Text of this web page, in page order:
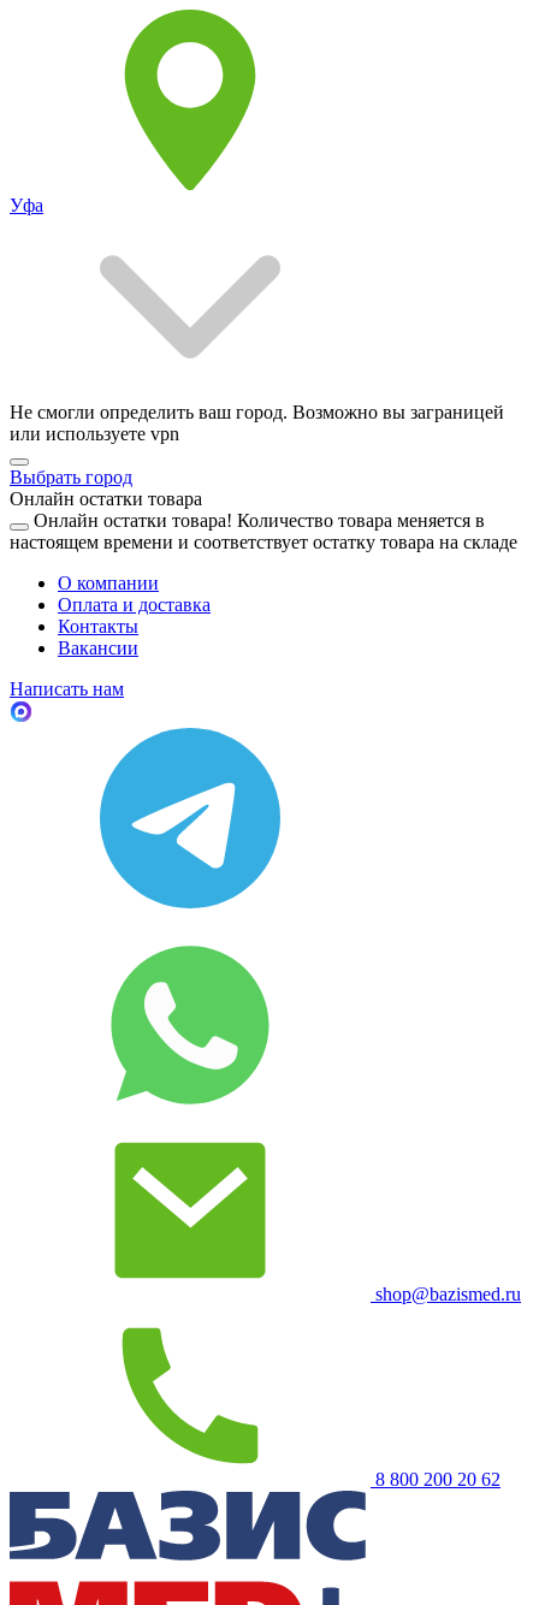
Уфа
Не смогли определить ваш город. Возможно вы заграницей
или используете vpn
Выбрать город
Онлайн остатки товара
Онлайн остатки товара! Количество товара меняется в
настоящем времени и соответствует остатку товара на складе
О компании
Оплата и доставка
Контакты
Вакансии
Написать нам
shop@bazismed.ru
8 800 200 20 62